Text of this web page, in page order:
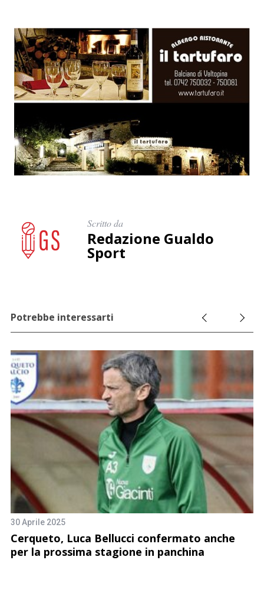
Scritto da
Redazione Gualdo
Sport
Potrebbe interessarti
30 Aprile 2025
Cerqueto, Luca Bellucci confermato anche
per la prossima stagione in panchina